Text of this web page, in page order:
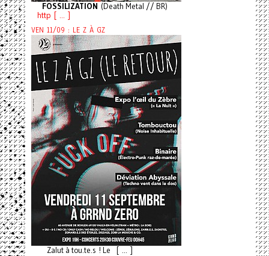
FOSSILIZATION (Death Metal // BR)
http [ ... ]
VEN 11/09 : LE Z À GZ
Zalut à tou.te.s ! Le [ ... ]